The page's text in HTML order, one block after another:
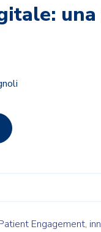
Engagement,